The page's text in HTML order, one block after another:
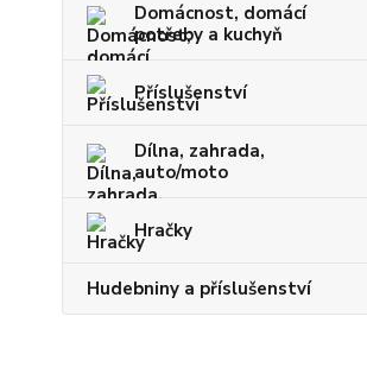
Domácnost, domácí
potřeby a kuchyň
Příslušenství
Dílna, zahrada,
auto/moto
Hračky
Hudebniny a příslušenství